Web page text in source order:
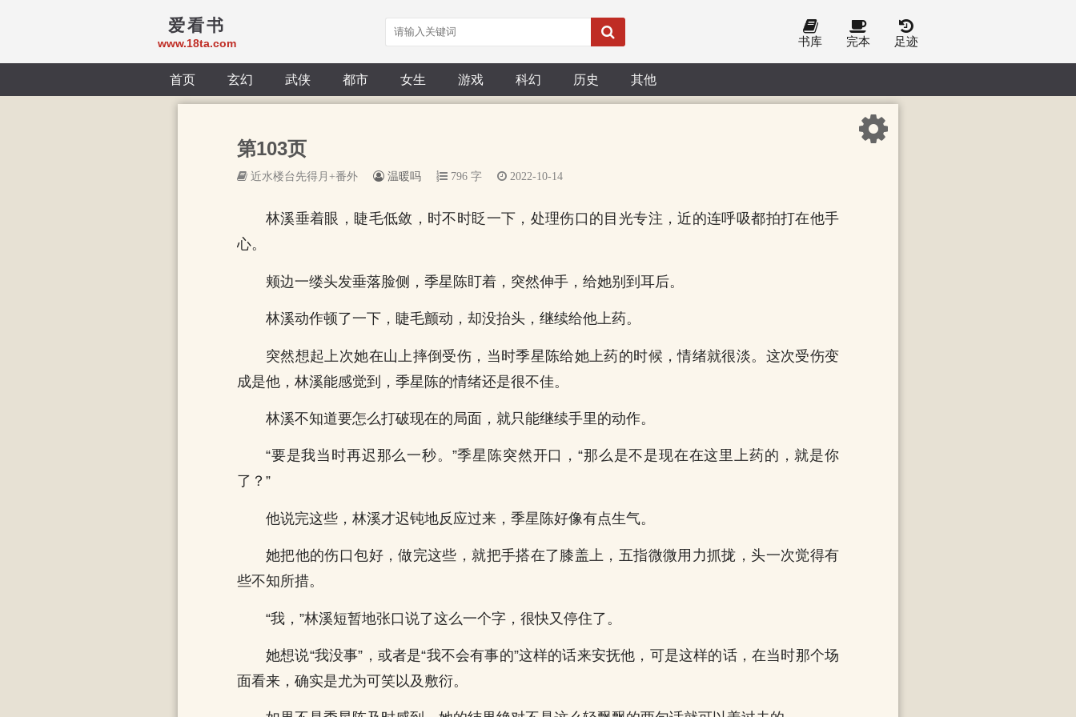
爱看书
www.18ta.com 书库 完本 足迹
首页 玄幻 武侠 都市 女生 游戏 科幻 历史 其他
第103页
近水楼台先得月+番外 温暖吗 796 字 2022-10-14
林溪垂着眼，睫毛低敛，时不时眨一下，处理伤口的目光专注，近的连呼吸都拍打在他手
心。
颊边一缕头发垂落脸侧，季星陈盯着，突然伸手，给她别到耳后。
林溪动作顿了一下，睫毛颤动，却没抬头，继续给他上药。
突然想起上次她在山上摔倒受伤，当时季星陈给她上药的时候，情绪就很淡。这次受伤变
成是他，林溪能感觉到，季星陈的情绪还是很不佳。
林溪不知道要怎么打破现在的局面，就只能继续手里的动作。
“要是我当时再迟那么一秒。”季星陈突然开口，“那么是不是现在在这里上药的，就是你
了？”
他说完这些，林溪才迟钝地反应过来，季星陈好像有点生气。
她把他的伤口包好，做完这些，就把手搭在了膝盖上，五指微微用力抓拢，头一次觉得有
些不知所措。
“我，”林溪短暂地张口说了这么一个字，很快又停住了。
她想说“我没事”，或者是“我不会有事的”这样的话来安抚他，可是这样的话，在当时那个场
面看来，确实是尤为可笑以及敷衍。